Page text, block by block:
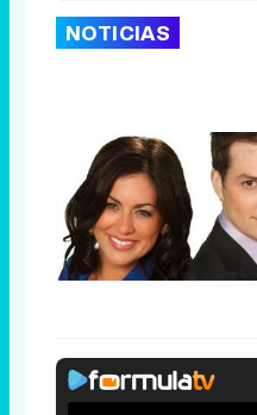
NOTICIAS